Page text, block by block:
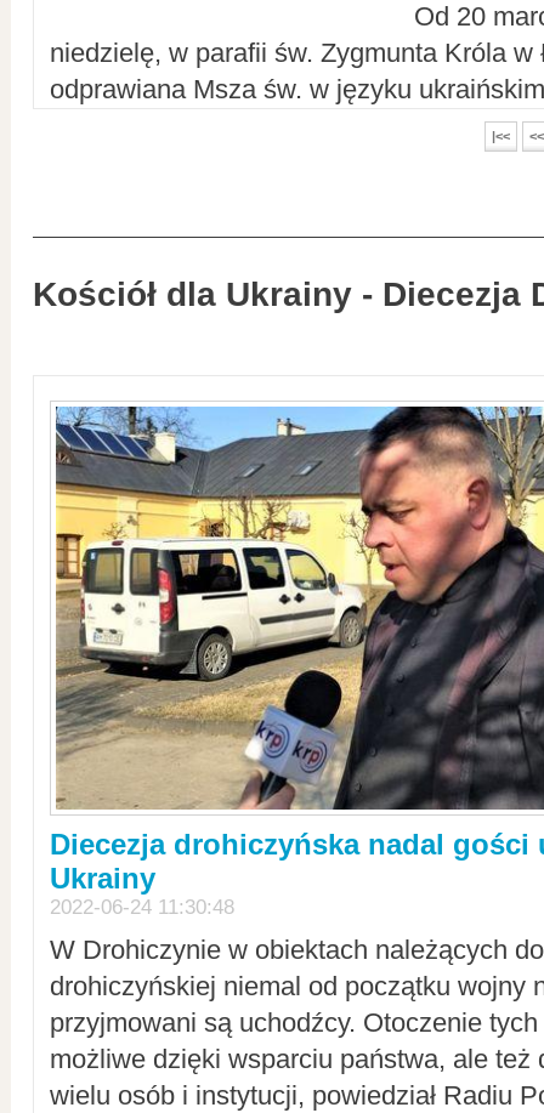
Od 20
niedzielę, w parafii św. Zygmunta Króla w
odprawiana Msza św. w języku
|<< <<
Kościół dla Ukrainy - Diecezja
Diecezja drohiczyńska nadal gości
Ukrainy
2022-06-24 11:30:48
W Drohiczynie w obiektach należących
drohiczyńskiej niemal od początku wojny
przyjmowani są uchodźcy. Otoczenie
możliwe dzięki wsparciu państwa, ale też
wielu osób i instytucji, powiedział Radiu